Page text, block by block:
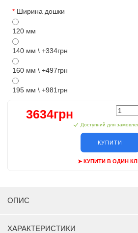
* Ширина дошки
120 мм
140 мм \ +334грн
160 мм \ +497грн
195 мм \ +981грн
3634грн
Доступний для
КУПИТИ
➤ КУПИТИ В ОДИН
ОПИС
ХАРАКТЕРИСТИКИ